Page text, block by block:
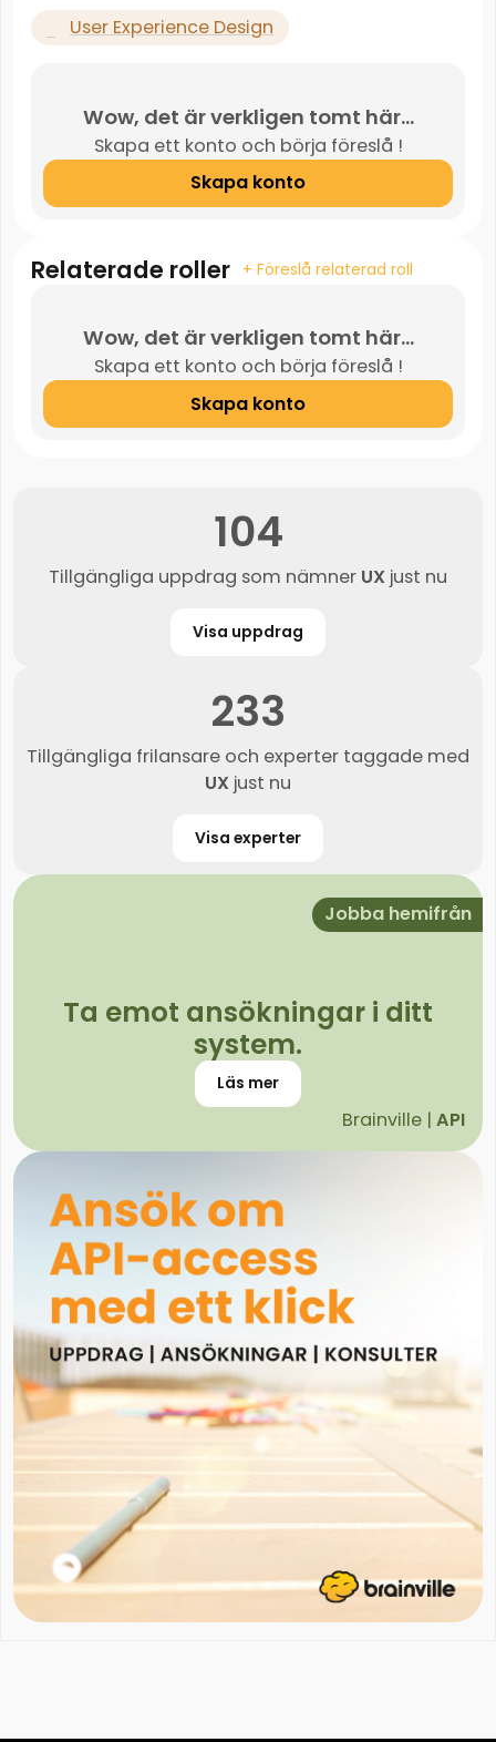
User Experience Design
Wow, det är verkligen tomt här...
Skapa ett konto och börja föreslå !
Skapa konto
Relaterade roller + Föreslå relaterad roll
Wow, det är verkligen tomt här...
Skapa ett konto och börja föreslå !
Skapa konto
104
Tillgängliga uppdrag som nämner UX just nu
Visa uppdrag
233
Tillgängliga frilansare och experter taggade med
UX just nu
Visa experter
Jobba hemifrån
Ta emot ansökningar i ditt
system.
Läs mer
Brainville |API